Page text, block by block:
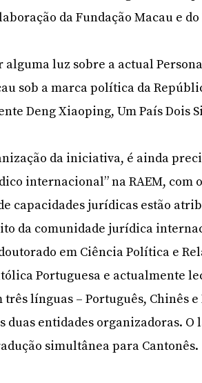
da Fundação Macau e
alguma luz sobre a actual
sob a marca política da
Deng Xiaoping, Um País Dois
da iniciativa, é ainda
internacional” na RAEM, com
capacidades jurídicas estão
da comunidade jurídica
em Ciência Política e
Portuguesa e actualmente
línguas – Português, Chinês
duas entidades organizadoras.
simultânea para Cantonês.